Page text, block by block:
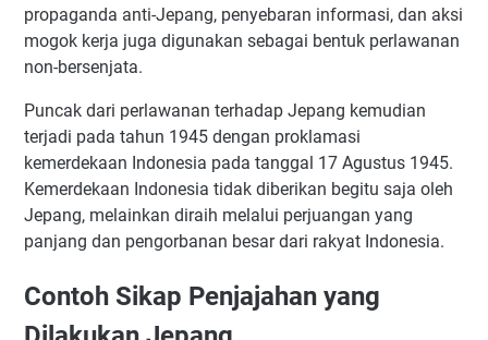
propaganda anti-Jepang, penyebaran informasi, dan aksi
mogok kerja juga digunakan sebagai bentuk perlawanan
non-bersenjata.
Puncak dari perlawanan terhadap Jepang kemudian
terjadi pada tahun 1945 dengan proklamasi
kemerdekaan Indonesia pada tanggal 17 Agustus 1945.
Kemerdekaan Indonesia tidak diberikan begitu saja oleh
Jepang, melainkan diraih melalui perjuangan yang
panjang dan pengorbanan besar dari rakyat Indonesia.
Contoh Sikap Penjajahan yang